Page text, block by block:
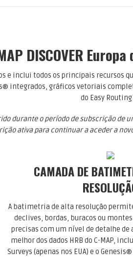
DISCOVER
e inclui todos os principais recursos
integrados, gráficos vetoriais
do Easy
durante o período de subscrição de
ativa para continuar a aceder a
CAMADA DE
A batimetria de alta resolução
declives, bordas, buracos ou
precisas com um nível de detalhe de
melhor dos dados HRB do C-MAP,
Surveys (apenas nos EUA) e o